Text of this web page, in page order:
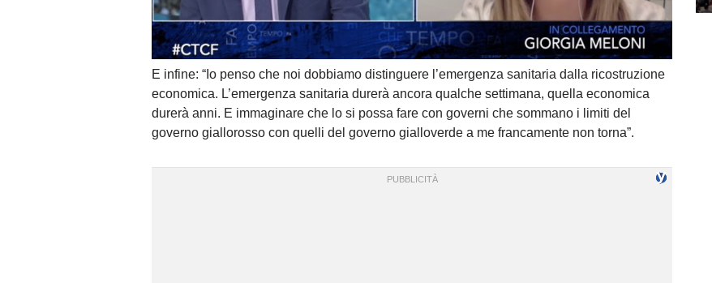
E infine: “Io penso che noi dobbiamo distinguere l’emergenza sanitaria dalla ricostruzione
economica. L’emergenza sanitaria durerà ancora qualche settimana, quella economica
durerà anni. E immaginare che lo si possa fare con governi che sommano i limiti del
governo giallorosso con quelli del governo gialloverde a me francamente non torna”.